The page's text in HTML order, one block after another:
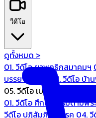
วีดีโอ
ดูทั้งหมด >
01. วีดีโอ ยุวพุทธิกสมาคมฯ
บรรยายทั่วไป
04. วีดีโอ บ้
05. วีดีโอ เบนซ์ทองหล่อ
01. วีดีโอ ศึกษาธรรมตามพร
วีดีโอ ปฏิสัมภิทามรรค 04.